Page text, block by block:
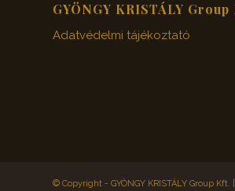
GYÖNGY KRISTÁLY Group
Adatvédelmi tájékoztató
© Copyright - GYÖNGY KRISTÁLY Group Kft. |